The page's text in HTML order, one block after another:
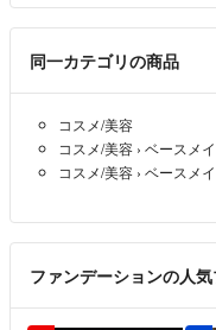
同一カテゴリの商品
コスメ/美容
コスメ/美容 › ベースメ
コスメ/美容 › ベースメ
ファンデーションの人